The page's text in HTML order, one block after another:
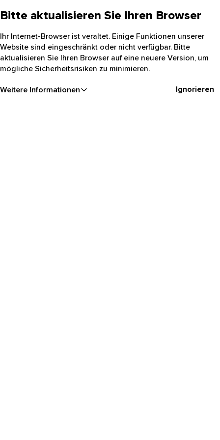
Bitte aktualisieren Sie Ihren Browser
Ihr Internet-Browser ist veraltet. Einige Funktionen unserer
Website sind eingeschränkt oder nicht verfügbar. Bitte
aktualisieren Sie Ihren Browser auf eine neuere Version, um
mögliche Sicherheitsrisiken zu minimieren.
Weitere Informationen Ignorieren